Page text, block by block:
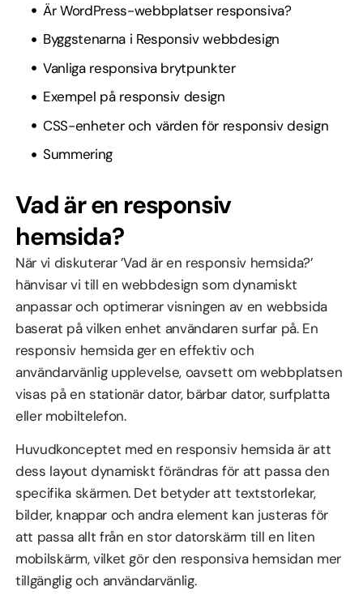
Är WordPress-webbplatser responsiva?
Byggstenarna i Responsiv webbdesign
Vanliga responsiva brytpunkter
Exempel på responsiv design
CSS-enheter och värden för responsiv design
Summering
Vad är en responsiv
hemsida?
När vi diskuterar ’Vad är en responsiv hemsida?’
hänvisar vi till en webbdesign som dynamiskt
anpassar och optimerar visningen av en webbsida
baserat på vilken enhet användaren surfar på. En
responsiv hemsida ger en effektiv och
användarvänlig upplevelse, oavsett om webbplatsen
visas på en stationär dator, bärbar dator, surfplatta
eller mobiltelefon.
Huvudkonceptet med en responsiv hemsida är att
dess layout dynamiskt förändras för att passa den
specifika skärmen. Det betyder att textstorlekar,
bilder, knappar och andra element kan justeras för
att passa allt från en stor datorskärm till en liten
mobilskärm, vilket gör den responsiva hemsidan mer
tillgänglig och användarvänlig.